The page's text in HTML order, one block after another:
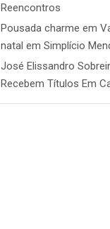
Reencontros
Pousada charme em
natal em Simplício
José Elissandro
Recebem Títulos Em